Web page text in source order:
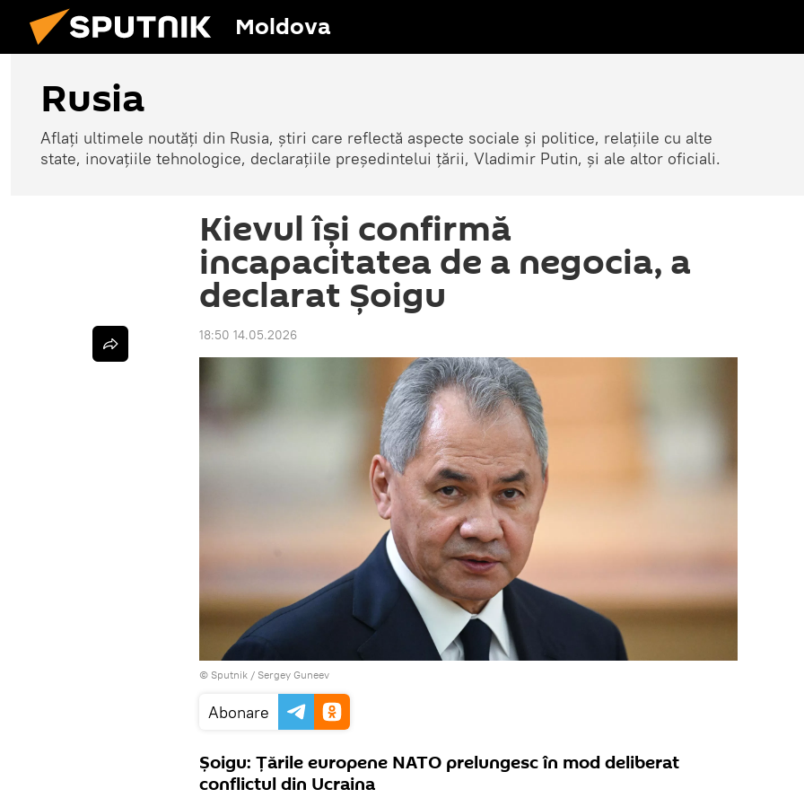
Moldova
Rusia
Aflați ultimele noutăți din Rusia, știri care reflectă aspecte sociale și politice, relațiile cu alte
state, inovațiile tehnologice, declarațiile președintelui țării, Vladimir Putin, și ale altor oficiali.
Kievul își confirmă
incapacitatea de a negocia, a
declarat Șoigu
18:50 14.05.2026
© Sputnik / Sergey Guneev
Abonare
Șoigu: Țările europene NATO prelungesc în mod deliberat
conflictul din Ucraina